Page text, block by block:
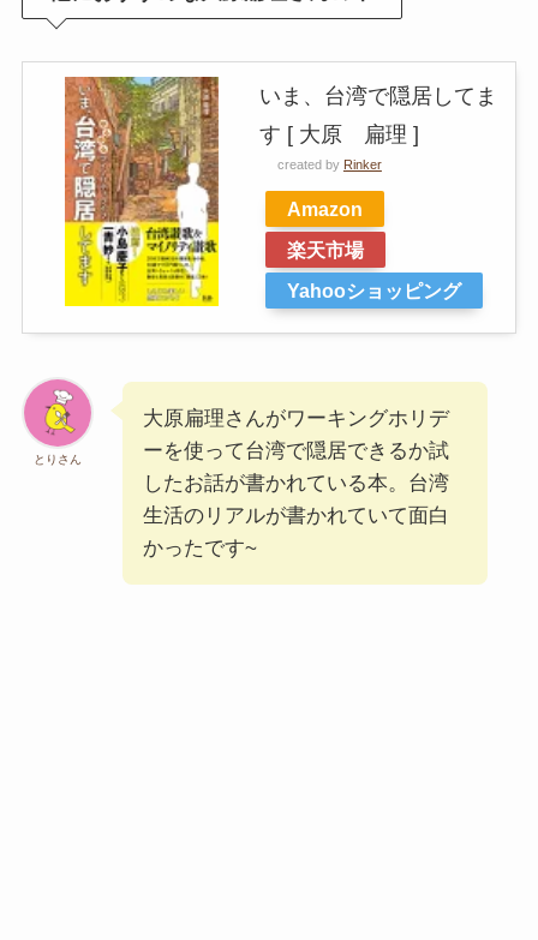
いま、台湾で隠居してま
す [ 大原 扁理 ]
created by Rinker
Amazon
楽天市場
Yahooショッピング
とりさん
大原扁理さんがワーキングホリデ
ーを使って台湾で隠居できるか試
したお話が書かれている本。台湾
生活のリアルが書かれていて面白
かったです~